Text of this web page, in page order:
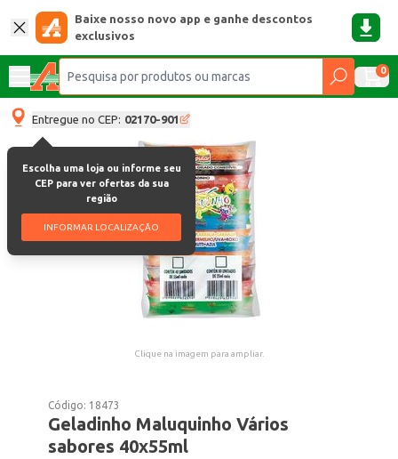
Baixe nosso novo app e ganhe descontos
exclusivos
0
Entregue no CEP: 02170-901
Escolha uma loja ou informe seu
CEP para ver ofertas da sua
região
INFORMAR LOCALIZAÇÃO
Clique na imagem para ampliar.
Código: 18473
Geladinho Maluquinho Vários
sabores 40x55ml